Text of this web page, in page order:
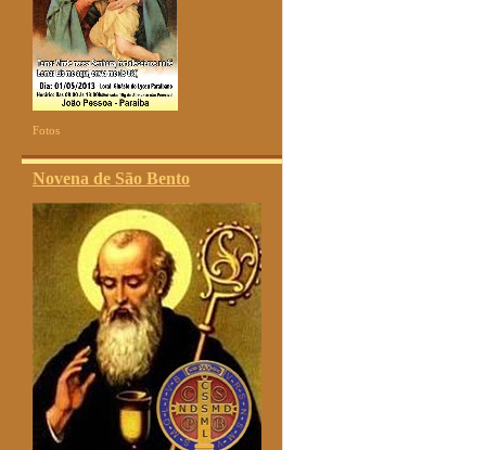
Fotos
Novena de São Bento